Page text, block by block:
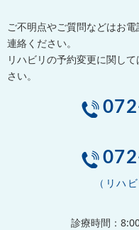
ご不明点やご質問などはお
連絡ください。
リハビリの予約変更に関し
さい。
（リハ
診療時間：